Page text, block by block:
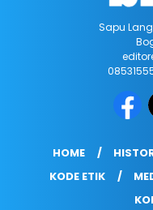
Sapu
HOME
KODE ETIK